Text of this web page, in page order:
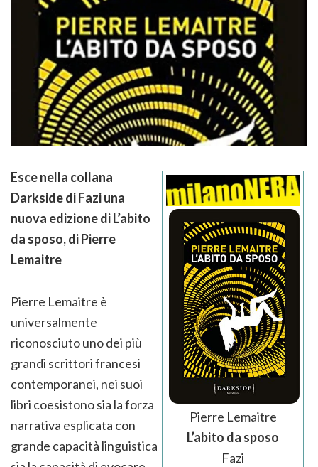
Pierre Lemaitre
L’abito da sposo
Fazi
Esce nella collana
Darkside di Fazi una
nuova edizione di L’abito
da sposo, di Pierre
Lemaitre
Pierre Lemaitre è
universalmente
riconosciuto uno dei più
grandi scrittori francesi
contemporanei, nei suoi
libri coesistono sia la forza
narrativa esplicata con
grande capacità linguistica